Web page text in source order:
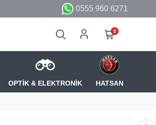
0555 960 6271
0
OPTİK & ELEKTRONİK HATSAN